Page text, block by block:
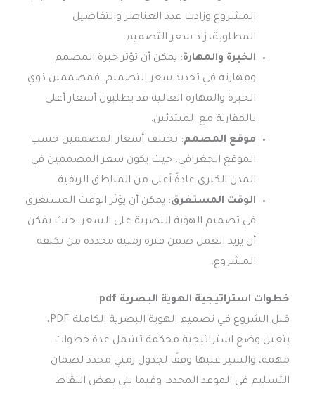
المشروع وزادت عدد العناصر والتفاصيل
المطلوبة، زاد سعر التصميم.
الخبرة والمهارة: يمكن أن تؤثر خبرة المصمم
ومهارته في تحديد سعر التصميم. فمصممين ذوي
الخبرة والمهارة العالية قد يطلبون أسعار أعلى
بالمقارنة مع المبتدئين.
موقع المصمم: تختلف أسعار المصممين حسب
الموقع الجغرافي، حيث يكون سعر المصممين في
المدن الكبرى عادةً أعلى من المناطق الريفية.
الوقت المستغرق: يمكن أن يؤثر الوقت المستغرق
في تصميم الهوية البصرية على السعر، حيث يمكن
أن يزيد العمل ضمن فترة زمنية محددة من تكلفة
المشروع.
خطوات استراتيجية الهوية البصرية pdf
قبل الشروع في تصميم الهوية البصرية الكاملة PDF،
يتعين وضع استراتيجية محكمة تشمل عدة خطوات
مهمة، والسير عليها وفقًا لجدول زمني محدد لضمان
التسليم في الموعد المحدد. وفيما يلي بعض النقاط